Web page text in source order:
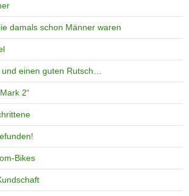
damals schon Männer waren
einen guten Rutsch…
2“
Bikes